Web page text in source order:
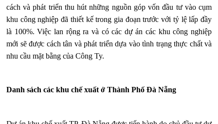
cách và phát triển thu hút những nguồn góp vốn đầu tư vào cụm
khu công nghiệp đã thiết kế trong gia đoạn trước với tỷ lệ lấp đầy
là 100%. Việc lan rộng ra và có các dự án các khu công nghiệp
mới sẽ được cách tân và phát triển dựa vào tình trạng thực chất và
nhu cầu mặt bằng của Công Ty.
Danh sách các khu chế xuất ở Thành Phố Đà Nẵng